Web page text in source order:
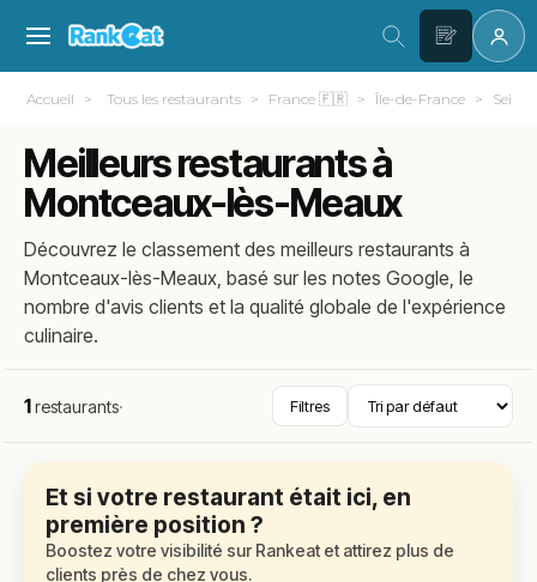
Accueil Tous les restaurants France 🇫🇷 Île-de-France
Meilleurs restaurants à
Montceaux-lès-Meaux
Découvrez le classement des meilleurs restaurants à
Montceaux-lès-Meaux, basé sur les notes Google, le
nombre d'avis clients et la qualité globale de l'expérience
culinaire.
1restaurants· Filtres
Et si votre restaurant était ici, en
première position ?
Boostez votre visibilité sur Rankeat et attirez plus de
clients près de chez vous.